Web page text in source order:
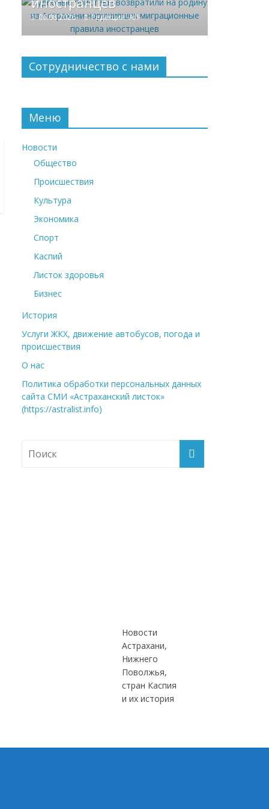
06.08.2026 Редакция -АЛ-
Сотрудничество с нами
Меню
Новости
Общество
Происшествия
Культура
Экономика
Спорт
Каспий
Листок здоровья
Бизнес
История
Услуги ЖКХ, движение автобусов, погода и
происшествия
О нас
Политика обработки персональных данных
сайта СМИ «Астраханский листок»
(https://astralist.info)
Новости
Астрахани,
Нижнего
Поволжья,
стран Каспия
и их история